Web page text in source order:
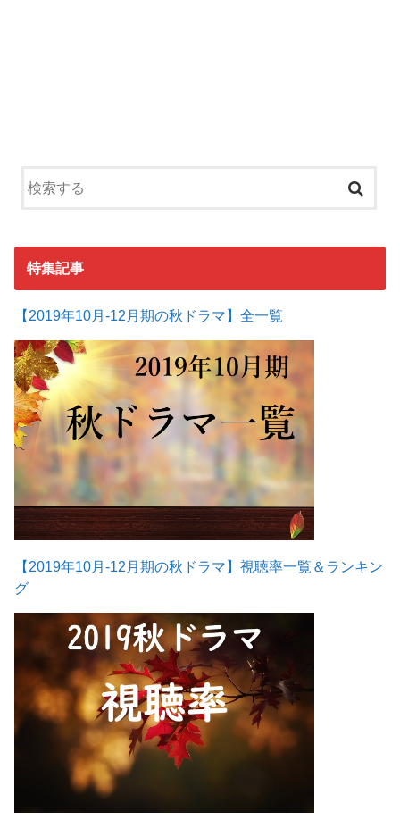
特集記事
【2019年10月-12月期の秋ドラマ】全一覧
【2019年10月-12月期の秋ドラマ】視聴率一覧＆ランキン
グ